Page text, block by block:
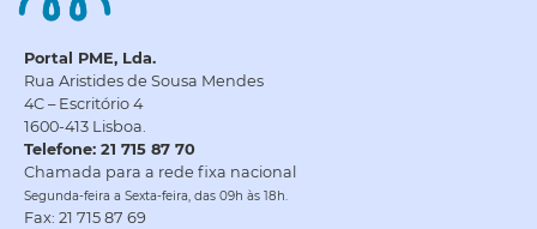
Portal PME, Lda.
Rua Aristides de Sousa Mendes
4C – Escritório 4
1600-413 Lisboa.
Telefone: 21 715 87 70
Chamada para a rede fixa nacional
Segunda-feira a Sexta-feira, das 09h às 18h.
Fax: 21 715 87 69